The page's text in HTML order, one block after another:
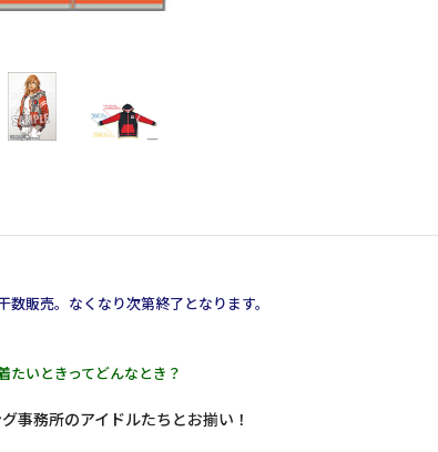
数販売。なくなり次第終了となります。
たいときってどんなとき？
事務所のアイドルたちとお揃い！